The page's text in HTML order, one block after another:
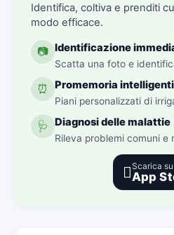
Identifica, coltiva e prenditi
modo efficace.
📷 Identificazione
Scatta una foto e
⏰ Promemoria intelligenti
Piani personalizzati di
🩺 Diagnosi delle malattie
Rileva problemi comuni e
Scarica su
App